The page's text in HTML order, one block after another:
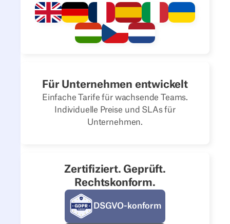
Für Unternehmen entwickelt
Einfache Tarife für wachsende Teams.
Individuelle Preise und SLAs für
Unternehmen.
Zertifiziert. Geprüft.
Rechtskonform.
DSGVO-konform